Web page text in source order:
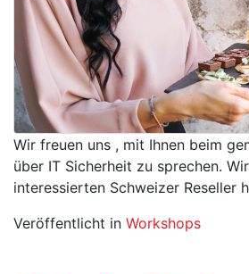
Wir freuen uns , mit Ihnen beim
über IT Sicherheit zu sprechen.
interessierten Schweizer Reseller
Veröffentlicht in Workshops